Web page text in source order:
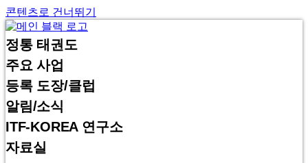
콘텐츠로 건너뛰기
정통 태권도
주요 사업
등록 도장/클럽
알림/소식
ITF-KOREA 연구소
자료실